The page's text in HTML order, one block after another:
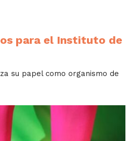
para el Instituto de
su papel como organismo de